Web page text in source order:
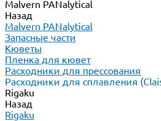
Malvern PANalytical
Назад
Malvern PANalytical
Запасные части
Кюветы
Пленка для кювет
Расходники для прессования
Расходники для сплавления
Rigaku
Назад
Rigaku